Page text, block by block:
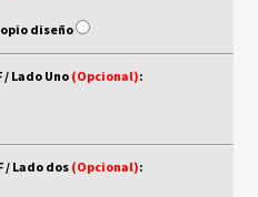
diseño
Lado Uno(Opcional):
/ Lado dos(Opcional):